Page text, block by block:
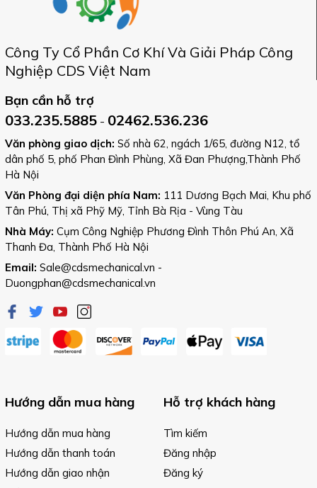
Công Ty Cổ Phần Cơ Khí Và Giải Pháp Công
Nghiệp CDS Việt Nam
Bạn cần hỗ trợ
033.235.5885 - 02462.536.236
Văn phòng giao dịch: Số nhà 62, ngách 1/65, đường N12, tổ
dân phố 5, phố Phan Đình Phùng, Xã Đan Phượng,Thành Phố
Hà Nội
Văn Phòng đại diện phía Nam: 111 Dương Bạch Mai, Khu phố
Tân Phú, Thị xã Phỹ Mỹ, Tỉnh Bà Rịa - Vùng Tàu
Nhà Máy: Cụm Công Nghiệp Phương Đình Thôn Phú An, Xã
Thanh Đa, Thành Phố Hà Nội
Email: Sale@cdsmechanical.vn -
Duongphan@cdsmechanical.vn
Hướng dẫn mua hàng
Hướng dẫn mua hàng
Hướng dẫn thanh toán
Hướng dẫn giao nhận
Hỗ trợ khách hàng
Tìm kiếm
Đăng nhập
Đăng ký